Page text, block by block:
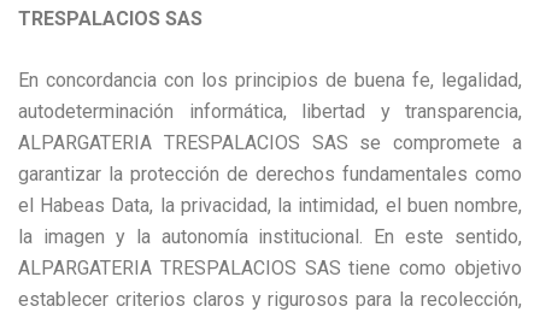
TRESPALACIOS SAS
En concordancia con los principios de buena fe, legalidad,
autodeterminación informática, libertad y transparencia,
ALPARGATERIA TRESPALACIOS SAS se compromete a
garantizar la protección de derechos fundamentales como
el Habeas Data, la privacidad, la intimidad, el buen nombre,
la imagen y la autonomía institucional. En este sentido,
ALPARGATERIA TRESPALACIOS SAS tiene como objetivo
establecer criterios claros y rigurosos para la recolección,